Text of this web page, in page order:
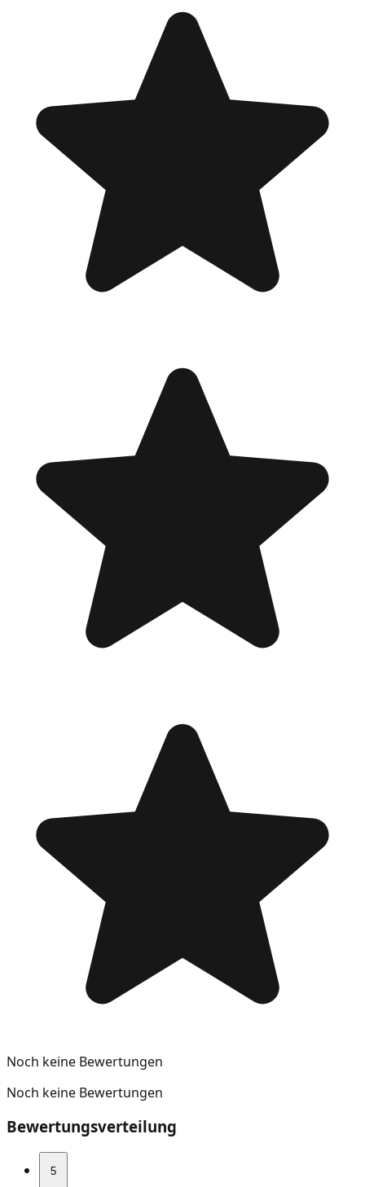
Noch keine Bewertungen
Noch keine Bewertungen
Bewertungsverteilung
5